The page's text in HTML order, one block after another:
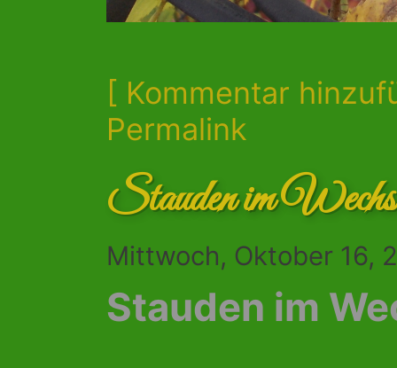
[ Kommentar
Permalink
Stauden im
Mittwoch, Oktober 16,
Stauden im